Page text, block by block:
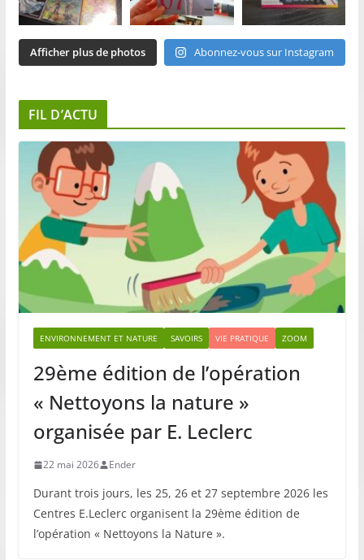
Afficher plus de photos Abonnez-vous sur Instagram
FIL D’ACTU
ENVIRONNEMENT ET NATURE SAVOIRS VIE PRATIQUE ZOOM
29ème édition de l’opération
« Nettoyons la nature »
organisée par E. Leclerc
22 mai 2026 Ender
Durant trois jours, les 25, 26 et 27 septembre 2026 les
Centres E.Leclerc organisent la 29ème édition de
l’opération « Nettoyons la Nature ».